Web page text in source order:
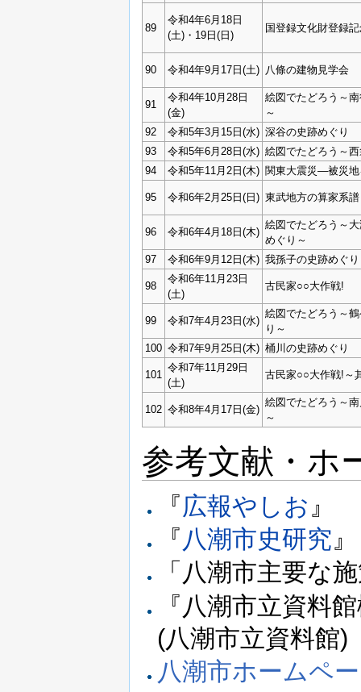
89
令和4年6月18日
(土)・19日(日)
国登録文化財登録
90 令和4年9月17日(土) 八條の建物見学会
91
令和4年10月28日
(金)
絵図でたどろう～
～
92
令和5年3月15日(水) 深谷の史跡めぐり
93
令和5年6月28日(水) 絵図でたどろう～
94
令和5年11月2日(木) 関東大震災―被災
95 令和6年2月25日(日) 東武地方の算家系譜
96 令和6年4月18日(木)
絵図でたどろう～
めぐり～
97
令和6年9月12日(木) 我孫子の史跡めぐり
98
令和6年11月23日
(土)
古民家○○大作戦!
99 令和7年4月23日(水)
絵図でたどろう～
り～
100 令和7年9月25日(木) 桶川の史跡めぐり
101
令和7年11月29日
(土)
古民家○○大作戦!～
102 令和8年4月17日(金)
絵図でたどろう～
～
参考文献・ホ
『広報やしお 』
『 八潮市史研究』
「八潮市主要な
『八潮市立資料
(八潮市立資料館)
八潮市ホームペ